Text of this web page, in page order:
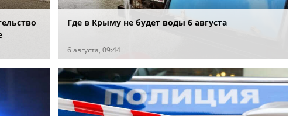
Где в Крыму не будет воды 6 августа
6 августа, 09:44